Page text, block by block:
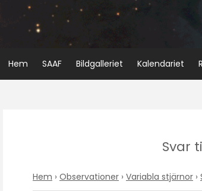
Hem SAAF Bildgalleriet Kalendariet
Svar
Hem › Observationer › Variabla stjärnor ›